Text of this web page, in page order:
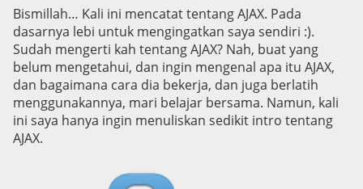
Bismillah… Kali ini mencatat tentang AJAX. Pada
dasarnya lebi untuk mengingatkan saya sendiri :).
Sudah mengerti kah tentang AJAX? Nah, buat yang
belum mengetahui, dan ingin mengenal apa itu AJAX,
dan bagaimana cara dia bekerja, dan juga berlatih
menggunakannya, mari belajar bersama. Namun, kali
ini saya hanya ingin menuliskan sedikit intro tentang
AJAX.